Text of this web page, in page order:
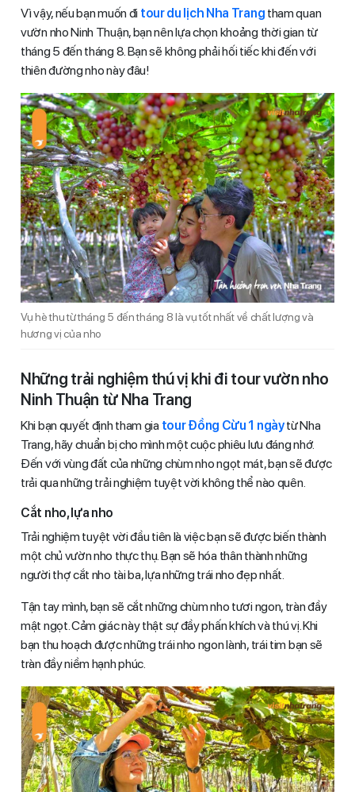
Vì vậy, nếu bạn muốn đi tour du lịch Nha Trang tham quan
vườn nho Ninh Thuận, bạn nên lựa chọn khoảng thời gian từ
tháng 5 đến tháng 8. Bạn sẽ không phải hối tiếc khi đến với
thiên đường nho này đâu!
Vụ hè thu từ tháng 5 đến tháng 8 là vụ tốt nhất về chất lượng và
hương vị của nho
Những trải nghiệm thú vị khi đi tour vườn nho
Ninh Thuận từ Nha Trang
Khi bạn quyết định tham gia tour Đồng Cừu 1 ngàytừ Nha
Trang, hãy chuẩn bị cho mình một cuộc phiêu lưu đáng nhớ.
Đến với vùng đất của những chùm nho ngọt mát, bạn sẽ được
trải qua những trải nghiệm tuyệt vời không thể nào quên.
Cắt nho, lựa nho
Trải nghiệm tuyệt vời đầu tiên là việc bạn sẽ được biến thành
một chủ vườn nho thực thụ. Bạn sẽ hóa thân thành những
người thợ cắt nho tài ba, lựa những trái nho đẹp nhất.
Tận tay mình, bạn sẽ cắt những chùm nho tươi ngon, tràn đầy
mật ngọt. Cảm giác này thật sự đầy phấn khích và thú vị. Khi
bạn thu hoạch được những trái nho ngon lành, trái tim bạn sẽ
tràn đầy niềm hạnh phúc.